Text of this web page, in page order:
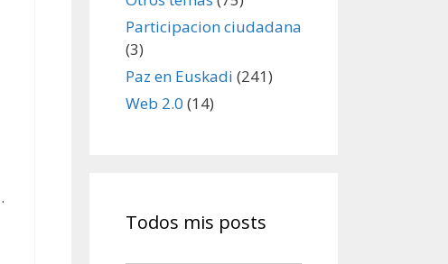
Participacion ciudadana
(3)
Paz en Euskadi (241)
Web 2.0 (14)
Todos mis posts